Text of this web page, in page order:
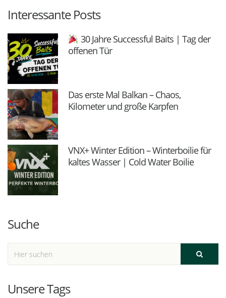
Interessante Posts
30 Jahre Successful Baits | Tag der
offenen Tür
Das erste Mal Balkan – Chaos,
Kilometer und große Karpfen
VNX+ Winter Edition – Winterboilie für
kaltes Wasser | Cold Water Boilie
Suche
Unsere Tags